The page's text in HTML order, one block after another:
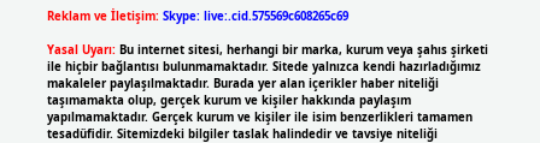
Reklam ve İletişim: Skype: live:.cid.575569c608265c69
Yasal Uyarı: Bu internet sitesi, herhangi bir marka, kurum veya şahıs şirketi
ile hiçbir bağlantısı bulunmamaktadır. Sitede yalnızca kendi hazırladığımız
makaleler paylaşılmaktadır. Burada yer alan içerikler haber niteliği
taşımamakta olup, gerçek kurum ve kişiler hakkında paylaşım
yapılmamaktadır. Gerçek kurum ve kişiler ile isim benzerlikleri tamamen
tesadüfidir. Sitemizdeki bilgiler taslak halindedir ve tavsiye niteliği